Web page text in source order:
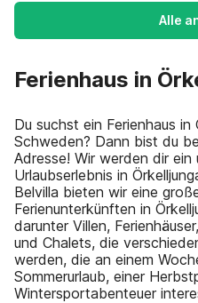
Alle
Ferienhaus in
Du suchst ein Ferienhaus in
Schweden? Dann bist du
Adresse! Wir werden dir ein
Urlaubserlebnis in
Belvilla bieten wir eine
Ferienunterkünften in
darunter Villen,
und Chalets, die
werden, die an einem
Sommerurlaub, einer
Wintersportabenteuer